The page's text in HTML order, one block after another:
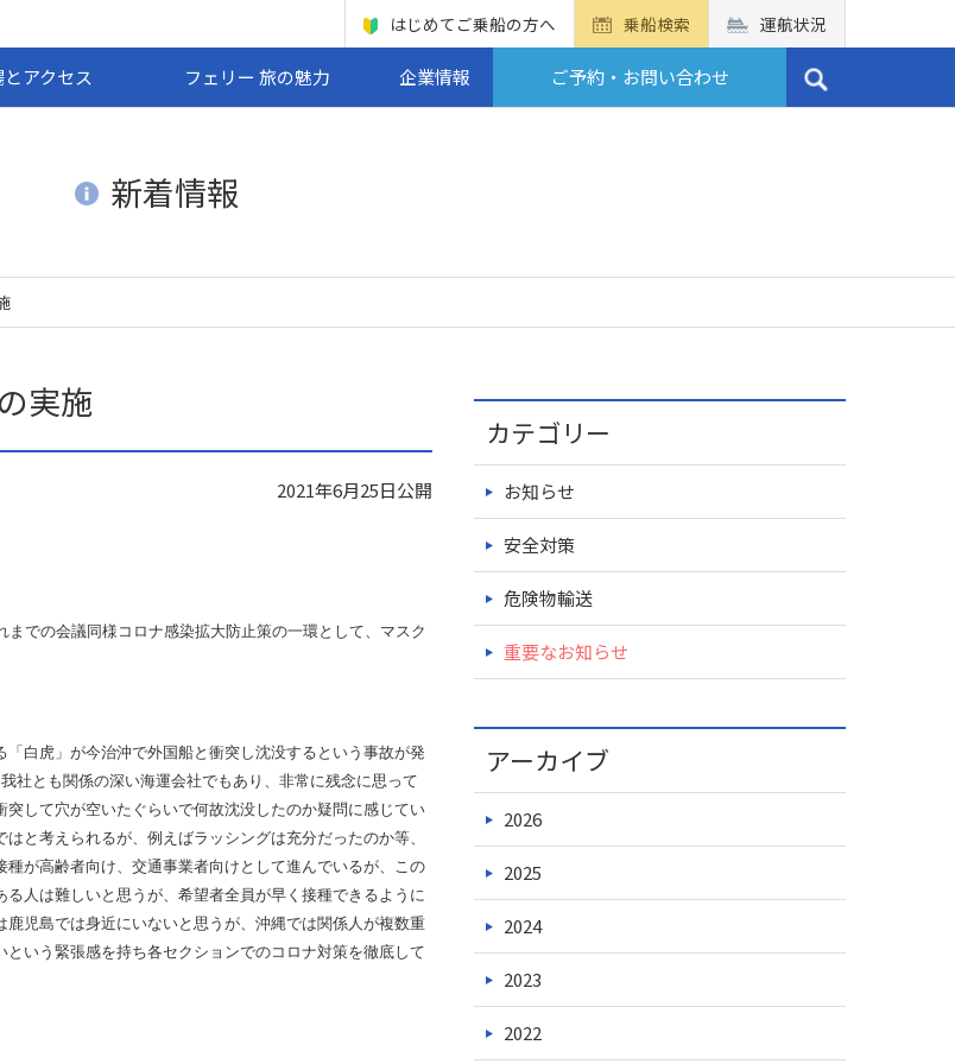
はじめてご乗船の方へ 乗船検索 運航状況
アクセス フェリー 旅の魅力 企業情報 ご予約・お問い合わせ
新着情報
実施
2021年6月25日公開
での会議同様コロナ感染拡大防止策の一環として、マスク
白虎」が今治沖で外国船と衝突し沈没するという事故が発
社とも関係の深い海運会社でもあり、非常に残念に思って
して穴が空いたぐらいで何故沈没したのか疑問に感じてい
と考えられるが、例えばラッシングは充分だったのか等、
が高齢者向け、交通事業者向けとして進んでいるが、この
人は難しいと思うが、希望者全員が早く接種できるように
児島では身近にいないと思うが、沖縄では関係人が複数重
いう緊張感を持ち各セクションでのコロナ対策を徹底して
カテゴリー
お知らせ
安全対策
危険物輸送
重要なお知らせ
アーカイブ
2026
2025
2024
2023
2022